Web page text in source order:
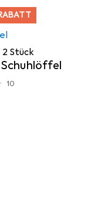
2 Stück
Schuhlöffel
10